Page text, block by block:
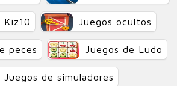
Kiz10 Juegos ocultos
peces Juegos de Ludo
Juegos de simuladores